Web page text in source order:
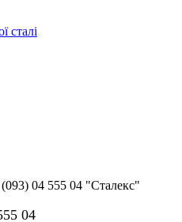
сталі
(093) 04 555 04 "Сталекс"
04